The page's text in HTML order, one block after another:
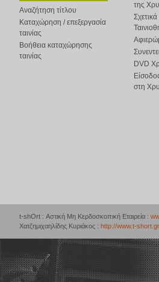
Αναζήτηση τίτλου
Καταχώρηση / επεξεργασία
ταινίας
Βοήθεια καταχώρησης
ταινίας
της
DVD
στη
t-shOrt : Αστική Μη Κερδοσκοπική Εταιρεία :
Χατζημιχαηλίδης Κυριάκος : http://www.t-